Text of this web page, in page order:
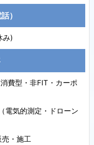
）
み)
費型・非FIT・カーポ
電気的測定・ドローン
売・施工